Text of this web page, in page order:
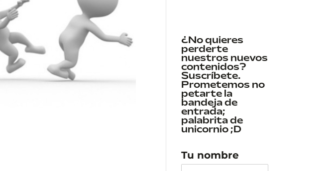
¿No quieres
perderte
nuestros nuevos
contenidos?
Suscríbete.
Prometemos no
petarte la
bandeja de
entrada;
palabrita de
unicornio ;D
Tu nombre